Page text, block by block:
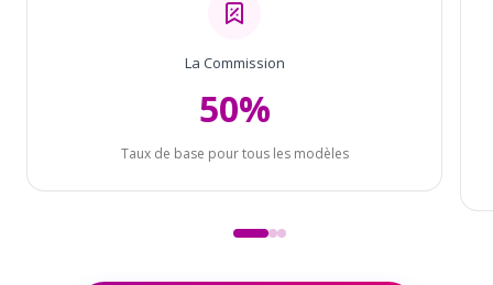
La Commission
50%
Taux de base pour tous les modèles